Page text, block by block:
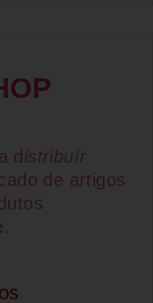
d istribuír
de artigos
.